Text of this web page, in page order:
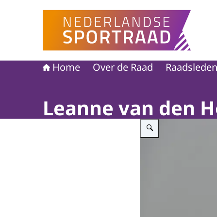
Home Over de Raad Raadsleden
Leanne van den
Vergroot afbeelding